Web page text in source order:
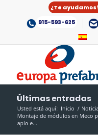
¿Te
915-593-625
Últimas entradas
Usted está aquí: Inicio /
Montaje de módulos en Meco
apio e...